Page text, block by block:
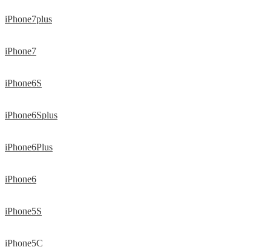
iPhone7plus
iPhone7
iPhone6S
iPhone6Splus
iPhone6Plus
iPhone6
iPhone5S
iPhone5C